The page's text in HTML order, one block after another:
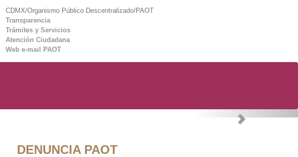
CDMX/Organismo Público Descentralizado/PAOT
Transparencia
Trámites y Servicios
Atención Ciudadana
Web e-mail PAOT
Next
DENUNCIA PAOT